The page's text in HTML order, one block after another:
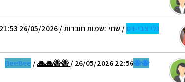
גלי צבי-ויס/שתי נשמות חוברות/ 26/05/2026 21:53
🐝🐝BeeBee
/🙏🙏🐝🐝/ 26/05/2026 22:56